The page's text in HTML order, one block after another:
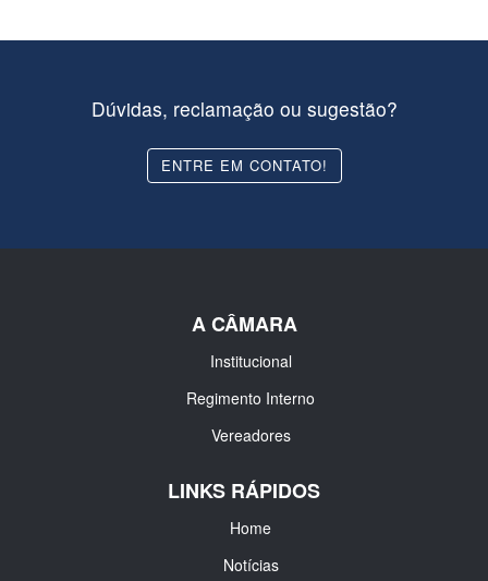
Dúvidas, reclamação ou sugestão?
ENTRE EM CONTATO!
A CÂMARA
Institucional
Regimento Interno
Vereadores
LINKS RÁPIDOS
Home
Notícias